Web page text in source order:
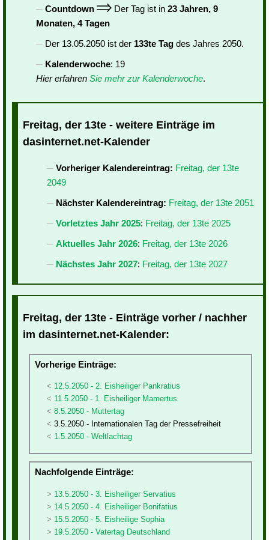
Countdown
Der Tag ist in 23 Jahren, 9
Monaten, 4 Tagen
Der 13.05.2050 ist der 133te Tag des Jahres 2050.
Kalenderwoche: 19
Hier erfahren Sie mehr zur Kalenderwoche.
Freitag, der 13te - weitere Einträge im
dasinternet.net-Kalender
Vorheriger Kalendereintrag: Freitag, der 13te
2049
Nächster Kalendereintrag: Freitag, der 13te 2051
Vorletztes Jahr 2025: Freitag, der 13te 2025
Aktuelles Jahr 2026: Freitag, der 13te 2026
Nächstes Jahr 2027: Freitag, der 13te 2027
Freitag, der 13te - Einträge vorher / nachher
im dasinternet.net-Kalender:
Vorherige Einträge:
12.5.2050 - 2. Eisheiliger Pankratius
11.5.2050 - 1. Eisheiliger Mamertus
8.5.2050 - Muttertag
3.5.2050 - Internationalen Tag der Pressefreiheit
1.5.2050 - Weltlachtag
Nachfolgende Einträge:
13.5.2050 - 3. Eisheiliger Servatius
14.5.2050 - 4. Eisheiliger Bonifatius
15.5.2050 - 5. Eisheilige Sophia
19.5.2050 - Vatertag Deutschland